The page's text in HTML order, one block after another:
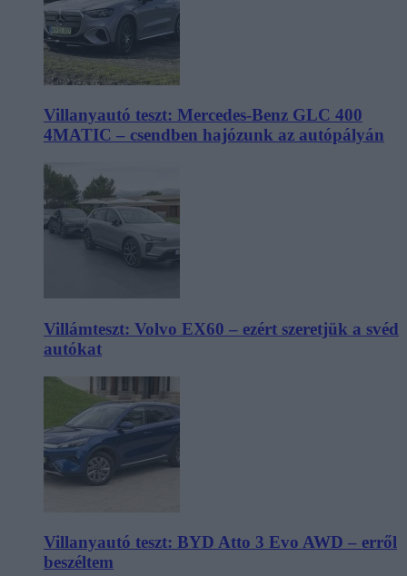
Villanyautó teszt: Mercedes-Benz GLC 400
4MATIC – csendben hajózunk az autópályán
Villámteszt: Volvo EX60 – ezért szeretjük a svéd
autókat
Villanyautó teszt: BYD Atto 3 Evo AWD – erről
beszéltem